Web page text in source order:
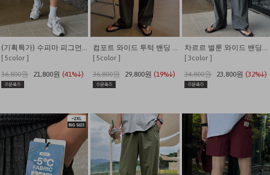
[ 5color ]
36,800원
21,800원 (41%↓)
[ 5color ]
36,800원
29,800원 (19%↓)
[ 3color ]
34,800원
23,800원 (32%↓)